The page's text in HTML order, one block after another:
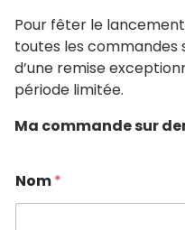
Pour fêter le
toutes les
d’une remise
période limitée.
Ma commande sur
Nom*